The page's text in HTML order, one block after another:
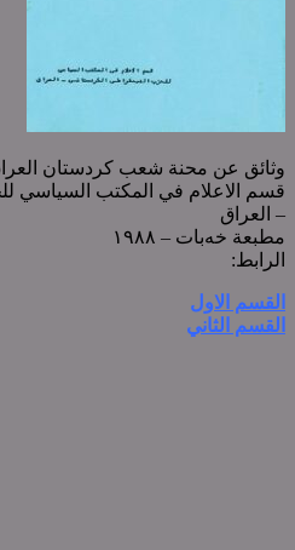
وثائق عن محنة شعب کردستان
قسم الاعلام في المکتب السياسي
– العراق
مطبعة خەبات – ١٩٨٨
الرابط:
القسم الاول
القسم الثاني